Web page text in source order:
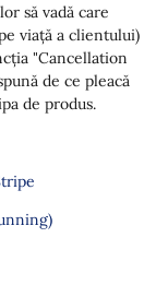
să vadă care
viață a clientului)
"Cancellation
de ce pleacă
de produs.